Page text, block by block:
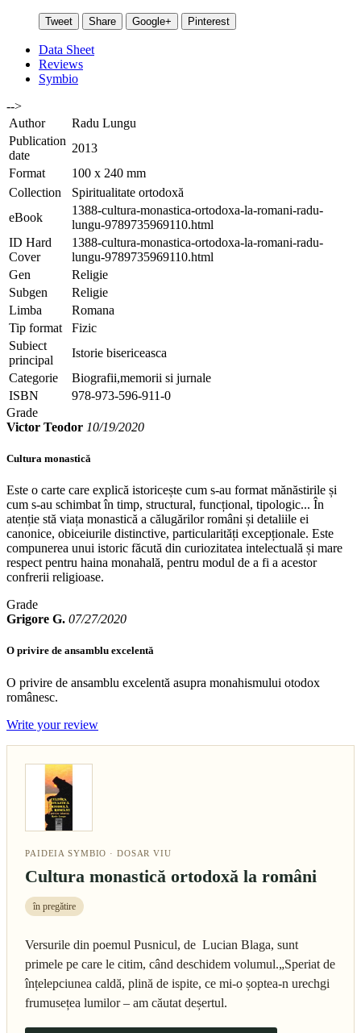
Tweet Share Google+ Pinterest
Data Sheet
Reviews
Symbio
-->
Author
Radu Lungu
Publication
date
2013
Format
100 x 240 mm
Collection
Spiritualitate ortodoxă
eBook
1388-cultura-monastica-ortodoxa-la-romani-radu-
lungu-9789735969110.html
ID Hard
Cover
1388-cultura-monastica-ortodoxa-la-romani-radu-
lungu-9789735969110.html
Gen
Religie
Subgen
Religie
Limba
Romana
Tip format
Fizic
Subiect
principal
Istorie bisericeasca
Categorie
Biografii,memorii si jurnale
ISBN
978-973-596-911-0
Grade
Victor Teodor 10/19/2020
Cultura monastică
Este o carte care explică istoricește cum s-au format mănăstirile și
cum s-au schimbat în timp, structural, funcțional, tipologic... În
atenție stă viața monastică a călugărilor români și detaliile ei
canonice, obiceiurile distinctive, particularități excepționale. Este
compunerea unui istoric făcută din curiozitatea intelectuală și mare
respect pentru haina monahală, pentru modul de a fi a acestor
confrerii religioase.
Grade
Grigore G. 07/27/2020
O privire de ansamblu excelentă
O privire de ansamblu excelentă asupra monahismului otodox
românesc.
Write your review
PAIDEIA SYMBIO · DOSAR VIU
Cultura monastică ortodoxă la români
în pregătire
Versurile din poemul Pusnicul, de Lucian Blaga, sunt
primele pe care le citim, când deschidem volumul.„Speriat de
înțelepciunea caldă, plină de ispite, ce mi-o șoptea-n urechgi
frumusețea lumilor – am căutat deșertul.